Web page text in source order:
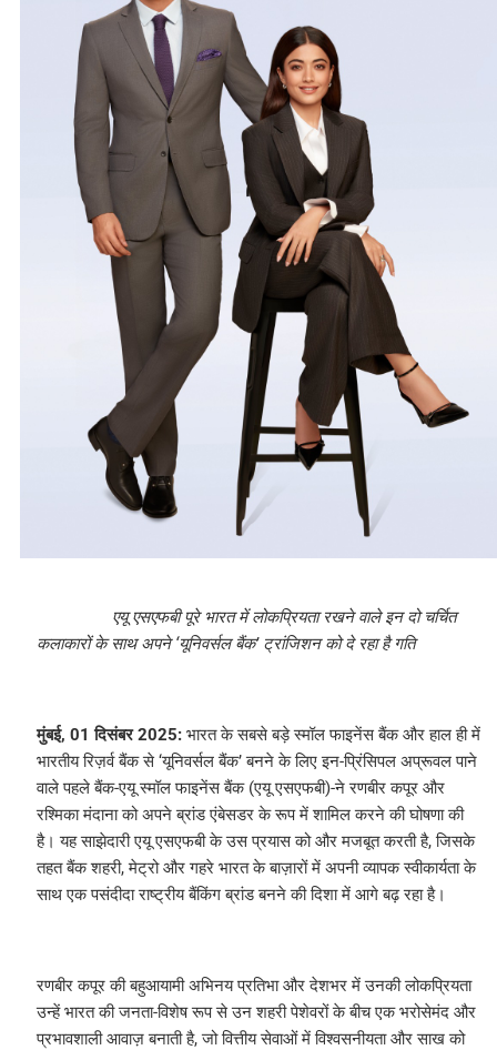
एयू एसएफबी पूरे भारत में लोकप्रियता रखने वाले इन दो चर्चित
कलाकारों के साथ अपने ‘यूनिवर्सल बैंक’ ट्रांजिशन को दे रहा है गति
मुंबई, 01 दिसंबर 2025:भारत के सबसे बड़े स्मॉल फाइनेंस बैंक और हाल ही में
भारतीय रिज़र्व बैंक से ‘यूनिवर्सल बैंक’ बनने के लिए इन-प्रिंसिपल अप्रूवल पाने
वाले पहले बैंक-एयू स्मॉल फाइनेंस बैंक (एयू एसएफबी)-ने रणबीर कपूर और
रश्मिका मंदाना को अपने ब्रांड एंबेसडर के रूप में शामिल करने की घोषणा की
है। यह साझेदारी एयू एसएफबी के उस प्रयास को और मजबूत करती है, जिसके
तहत बैंक शहरी, मेट्रो और गहरे भारत के बाज़ारों में अपनी व्यापक स्वीकार्यता के
साथ एक पसंदीदा राष्ट्रीय बैंकिंग ब्रांड बनने की दिशा में आगे बढ़ रहा है।
रणबीर कपूर की बहुआयामी अभिनय प्रतिभा और देशभर में उनकी लोकप्रियता
उन्हें भारत की जनता-विशेष रूप से उन शहरी पेशेवरों के बीच एक भरोसेमंद और
प्रभावशाली आवाज़ बनाती है, जो वित्तीय सेवाओं में विश्वसनीयता और साख को